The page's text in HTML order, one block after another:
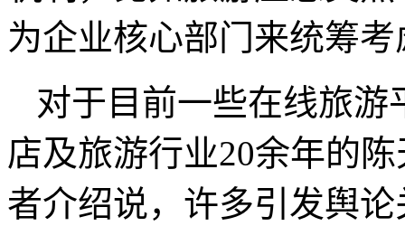
为企业核心部门来统筹考
对于目前一些在线旅
店及旅游行业20余年的
者介绍说，许多引发舆